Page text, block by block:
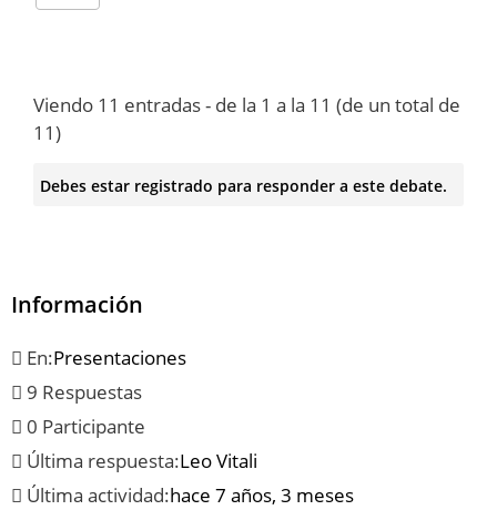
Viendo 11 entradas - de la 1 a la 11 (de un total de
11)
Debes estar registrado para responder a este debate.
Información
En:Presentaciones
9 Respuestas
0 Participante
Última respuesta:Leo Vitali
Última actividad:hace 7 años, 3 meses